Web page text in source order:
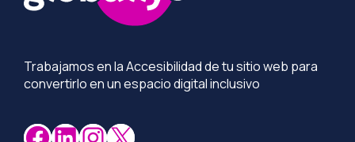
Trabajamos en la Accesibilidad de tu sitio web para
convertirlo en un espacio digital inclusivo